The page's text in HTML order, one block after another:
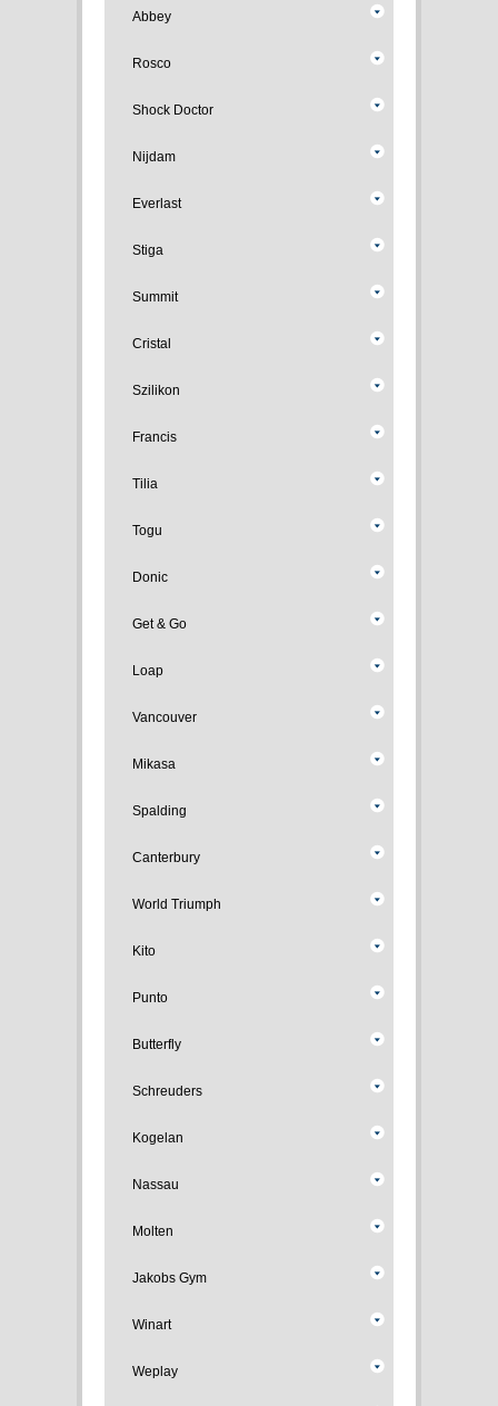
Abbey
Rosco
Shock Doctor
Nijdam
Everlast
Stiga
Summit
Cristal
Szilikon
Francis
Tilia
Togu
Donic
Get & Go
Loap
Vancouver
Mikasa
Spalding
Canterbury
World Triumph
Kito
Punto
Butterfly
Schreuders
Kogelan
Nassau
Molten
Jakobs Gym
Winart
Weplay